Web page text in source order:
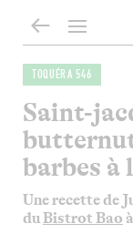
TOQUÉRA 546
Saint-
barbes à
Une recette de
duBistrot Bao